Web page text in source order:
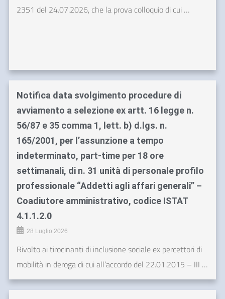
2351 del 24.07.2026, che la prova colloquio di cui …
Notifica data svolgimento procedure di
avviamento a selezione ex artt. 16 legge n.
56/87 e 35 comma 1, lett. b) d.lgs. n.
165/2001, per l’assunzione a tempo
indeterminato, part-time per 18 ore
settimanali, di n. 31 unità di personale profilo
professionale “Addetti agli affari generali” –
Coadiutore amministrativo, codice ISTAT
4.1.1.2.0
28 Luglio 2026
Rivolto ai tirocinanti di inclusione sociale ex percettori di
mobilità in deroga di cui all’accordo del 22.01.2015 – III …